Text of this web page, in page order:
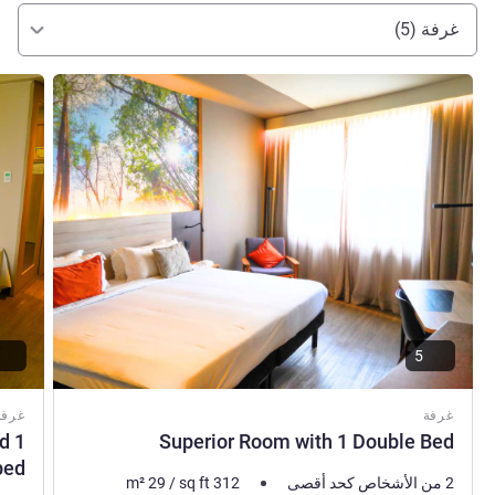
إدارة الفندق Daniel Betiol
غرفة (5)
غرفة
Superior Room with 1 Double Bed
راجع التفاصيل
2 من الأشخاص كحد أقصى m²29 /sq ft 312
1
راجع